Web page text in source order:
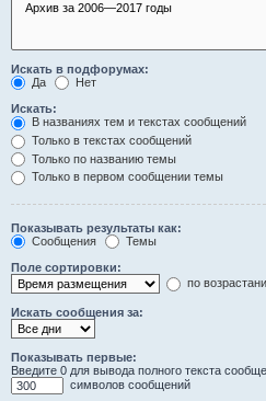
Искать в подфорумах:
Да
Нет
Искать:
В названиях тем и текстах сообщений
Только в текстах сообщений
Только по названию темы
Только в первом сообщении темы
Показывать результаты как:
Сообщения
Темы
Поле сортировки:
по
Искать сообщения за:
Показывать первые:
Введите 0 для вывода полного текста
символов сообщений